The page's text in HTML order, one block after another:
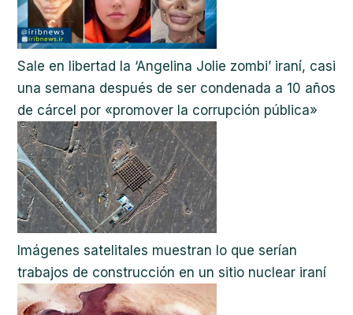
Sale en libertad la ‘Angelina Jolie zombi’ iraní, casi
una semana después de ser condenada a 10 años
de cárcel por «promover la corrupción pública»
Imágenes satelitales muestran lo que serían
trabajos de construcción en un sitio nuclear iraní